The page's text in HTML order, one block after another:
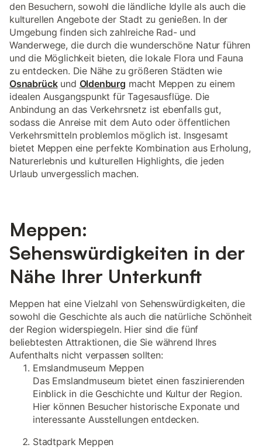
den Besuchern, sowohl die ländliche Idylle als auch die
kulturellen Angebote der Stadt zu genießen. In der
Umgebung finden sich zahlreiche Rad- und
Wanderwege, die durch die wunderschöne Natur führen
und die Möglichkeit bieten, die lokale Flora und Fauna
zu entdecken. Die Nähe zu größeren Städten wie
Osnabrückund Oldenburg macht Meppen zu einem
idealen Ausgangspunkt für Tagesausflüge. Die
Anbindung an das Verkehrsnetz ist ebenfalls gut,
sodass die Anreise mit dem Auto oder öffentlichen
Verkehrsmitteln problemlos möglich ist. Insgesamt
bietet Meppen eine perfekte Kombination aus Erholung,
Naturerlebnis und kulturellen Highlights, die jeden
Urlaub unvergesslich machen.
Meppen:
Sehenswürdigkeiten in der
Nähe Ihrer Unterkunft
Meppen hat eine Vielzahl von Sehenswürdigkeiten, die
sowohl die Geschichte als auch die natürliche Schönheit
der Region widerspiegeln. Hier sind die fünf
beliebtesten Attraktionen, die Sie während Ihres
Aufenthalts nicht verpassen sollten:
Emslandmuseum Meppen
Das Emslandmuseum bietet einen faszinierenden
Einblick in die Geschichte und Kultur der Region.
Hier können Besucher historische Exponate und
interessante Ausstellungen entdecken.
Stadtpark Meppen